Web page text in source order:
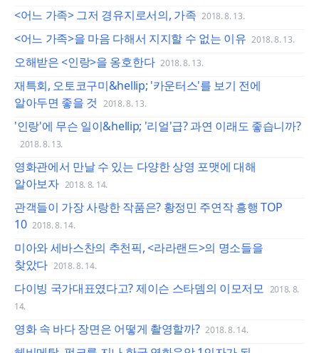
<어느 가족> 그저 경유지로서의, 가족 2018. 8. 13.
<어느 가족>을 마음 다해서 지지할 수 없는 이유 2018. 8. 13.
오해받은 <인랑>을 옹호한다 2018. 8. 13.
재특회, 오토코구미&hellip; '카운터스'를 보기 전에
알아두면 좋을 것 2018. 8. 13.
'인랑'에 무슨 일이&hellip; '리얼'급? 과연 이래도 좋습니까?
2018. 8. 13.
영화관에서 만날 수 있는 다양한 상영 포맷에 대해
알아보자 2018. 8. 14.
관객들이 가장 사랑한 작품은? 황정민 주연작 흥행 TOP
10 2018. 8. 14.
미아와 세바스찬의 추천픽, <라라랜드>의 명소들을
찾았다 2018. 8. 14.
다이빙 국가대표였다고? 제이슨 스타뎀의 이모저모 2018. 8.
14.
영화 속 바다 장면은 어떻게 촬영할까? 2018. 8. 14.